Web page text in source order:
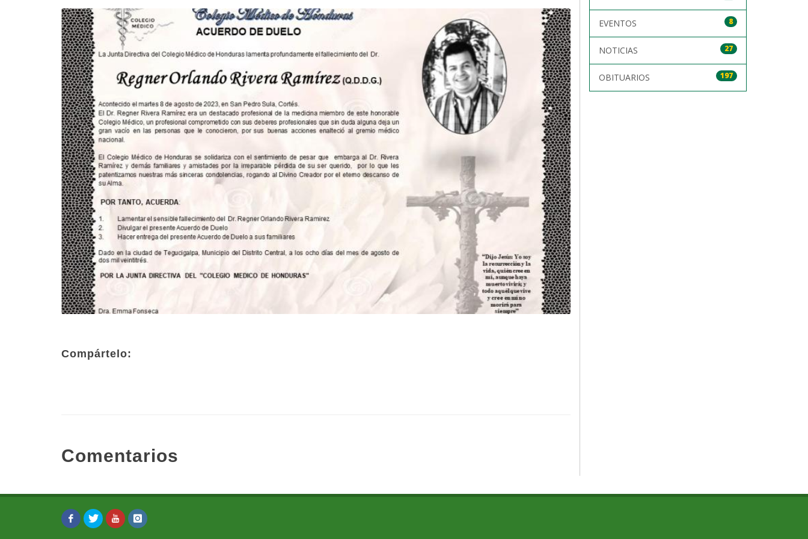
Compártelo:
Comentarios
8
EVENTOS
27
NOTICIAS
197
OBITUARIOS